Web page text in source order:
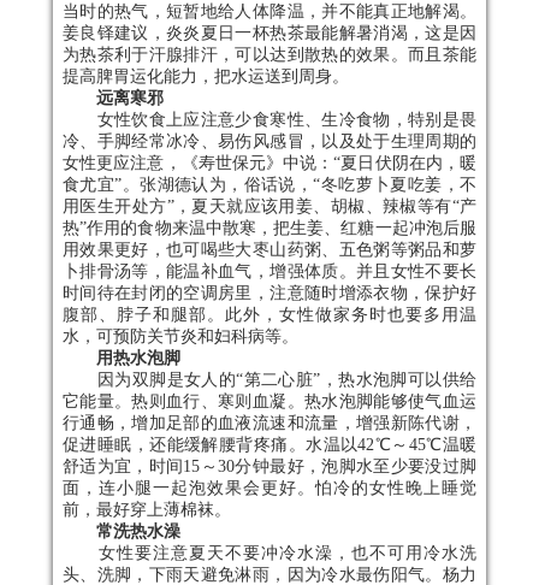
当时的热气，短暂地给人体降温，并不能真正地解渴。
姜良铎建议，炎炎夏日一杯热茶最能解暑消渴，这是因
为热茶利于汗腺排汗，可以达到散热的效果。而且茶能
提高脾胃运化能力，把水运送到周身。
远离寒邪
女性饮食上应注意少食寒性、生冷食物，特别是畏
冷、手脚经常冰冷、易伤风感冒，以及处于生理周期的
女性更应注意，《寿世保元》中说：“夏日伏阴在内，暖
食尤宜”。张湖德认为，俗话说，“冬吃萝卜夏吃姜，不
用医生开处方”，夏天就应该用姜、胡椒、辣椒等有“产
热”作用的食物来温中散寒，把生姜、红糖一起冲泡后服
用效果更好，也可喝些大枣山药粥、五色粥等粥品和萝
卜排骨汤等，能温补血气，增强体质。并且女性不要长
时间待在封闭的空调房里，注意随时增添衣物，保护好
腹部、脖子和腿部。此外，女性做家务时也要多用温
水，可预防关节炎和妇科病等。
用热水泡脚
因为双脚是女人的“第二心脏”，热水泡脚可以供给
它能量。热则血行、寒则血凝。热水泡脚能够使气血运
行通畅，增加足部的血液流速和流量，增强新陈代谢，
促进睡眠，还能缓解腰背疼痛。水温以42℃～45℃温暖
舒适为宜，时间15～30分钟最好，泡脚水至少要没过脚
面，连小腿一起泡效果会更好。怕冷的女性晚上睡觉
前，最好穿上薄棉袜。
常洗热水澡
女性要注意夏天不要冲冷水澡，也不可用冷水洗
头、洗脚，下雨天避免淋雨，因为冷水最伤阳气。杨力